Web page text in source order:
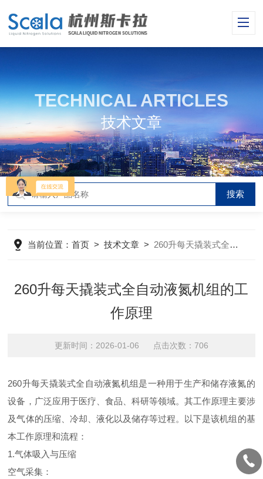
TECHNICAL ARTICLES
技术文章
当前位置：首页 >技术文章 > 260升每天撬装式全自动液氮机组的工作原理
260升每天撬装式全自动液氮机组的工
作原理
更新时间：2026-01-06 点击次数：706
260升每天撬装式全自动液氮机组是一种用于生产和储存液氮的
设备，广泛应用于医疗、食品、科研等领域。其工作原理主要涉
及气体的压缩、冷却、液化以及储存等过程。以下是该机组的基
本工作原理和流程：
1.气体吸入与压缩
空气采集：